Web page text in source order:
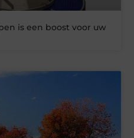
is een boost voor uw